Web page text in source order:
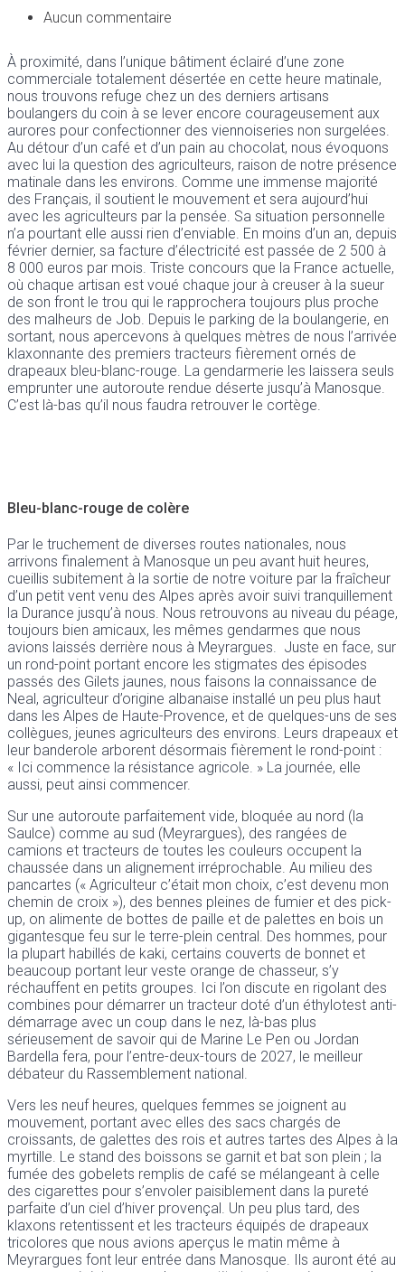
Aucun commentaire
À proximité, dans l’unique bâtiment éclairé d’une zone
commerciale totalement désertée en cette heure matinale,
nous trouvons refuge chez un des derniers artisans
boulangers du coin à se lever encore courageusement aux
aurores pour confectionner des viennoiseries non surgelées.
Au détour d’un café et d’un pain au chocolat, nous évoquons
avec lui la question des agriculteurs, raison de notre présence
matinale dans les environs. Comme une immense majorité
des Français, il soutient le mouvement et sera aujourd’hui
avec les agriculteurs par la pensée. Sa situation personnelle
n’a pourtant elle aussi rien d’enviable. En moins d’un an, depuis
février dernier, sa facture d’électricité est passée de 2 500 à
8 000 euros par mois. Triste concours que la France actuelle,
où chaque artisan est voué chaque jour à creuser à la sueur
de son front le trou qui le rapprochera toujours plus proche
des malheurs de Job. Depuis le parking de la boulangerie, en
sortant, nous apercevons à quelques mètres de nous l’arrivée
klaxonnante des premiers tracteurs fièrement ornés de
drapeaux bleu-blanc-rouge. La gendarmerie les laissera seuls
emprunter une autoroute rendue déserte jusqu’à Manosque.
C’est là-bas qu’il nous faudra retrouver le cortège.
Bleu-blanc-rouge de colère
Par le truchement de diverses routes nationales, nous
arrivons finalement à Manosque un peu avant huit heures,
cueillis subitement à la sortie de notre voiture par la fraîcheur
d’un petit vent venu des Alpes après avoir suivi tranquillement
la Durance jusqu’à nous. Nous retrouvons au niveau du péage,
toujours bien amicaux, les mêmes gendarmes que nous
avions laissés derrière nous à Meyrargues. Juste en face, sur
un rond-point portant encore les stigmates des épisodes
passés des Gilets jaunes, nous faisons la connaissance de
Neal, agriculteur d’origine albanaise installé un peu plus haut
dans les Alpes de Haute-Provence, et de quelques-uns de ses
collègues, jeunes agriculteurs des environs. Leurs drapeaux et
leur banderole arborent désormais fièrement le rond-point :
« Ici commence la résistance agricole. » La journée, elle
aussi, peut ainsi commencer.
Sur une autoroute parfaitement vide, bloquée au nord (la
Saulce) comme au sud (Meyrargues), des rangées de
camions et tracteurs de toutes les couleurs occupent la
chaussée dans un alignement irréprochable. Au milieu des
pancartes (« Agriculteur c’était mon choix, c’est devenu mon
chemin de croix »), des bennes pleines de fumier et des pick-
up, on alimente de bottes de paille et de palettes en bois un
gigantesque feu sur le terre-plein central. Des hommes, pour
la plupart habillés de kaki, certains couverts de bonnet et
beaucoup portant leur veste orange de chasseur, s’y
réchauffent en petits groupes. Ici l’on discute en rigolant des
combines pour démarrer un tracteur doté d’un éthylotest anti-
démarrage avec un coup dans le nez, là-bas plus
sérieusement de savoir qui de Marine Le Pen ou Jordan
Bardella fera, pour l’entre-deux-tours de 2027, le meilleur
débateur du Rassemblement national.
Vers les neuf heures, quelques femmes se joignent au
mouvement, portant avec elles des sacs chargés de
croissants, de galettes des rois et autres tartes des Alpes à la
myrtille. Le stand des boissons se garnit et bat son plein ; la
fumée des gobelets remplis de café se mélangeant à celle
des cigarettes pour s’envoler paisiblement dans la pureté
parfaite d’un ciel d’hiver provençal. Un peu plus tard, des
klaxons retentissent et les tracteurs équipés de drapeaux
tricolores que nous avions aperçus le matin même à
Meyrargues font leur entrée dans Manosque. Ils auront été au